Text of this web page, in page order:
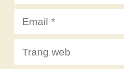
Email
Trang
web